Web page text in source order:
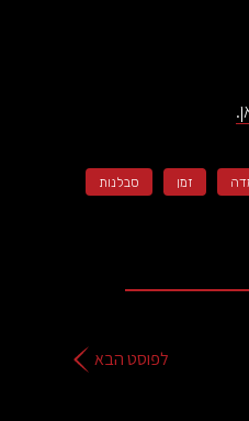
זמן סבלנות
לפוסט הבא